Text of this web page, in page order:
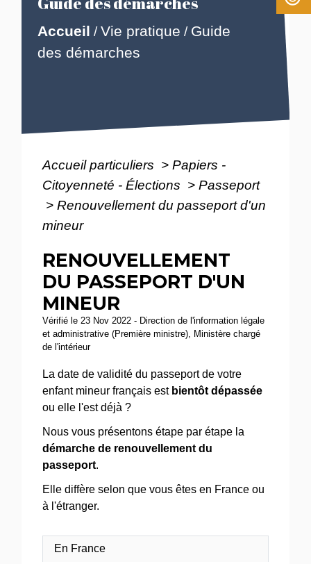
Accueil /Vie pratique / Guide
des démarches
Accueil particuliers > Papiers -
Citoyenneté - Élections > Passeport
> Renouvellement du passeport d'un
mineur
RENOUVELLEMENT
DU PASSEPORT D'UN
MINEUR
Vérifié le 23 Nov 2022 - Direction de l'information légale
et administrative (Première ministre), Ministère chargé
de l'intérieur
La date de validité du passeport de votre
enfant mineur français est bientôt dépassée
ou elle l'est déjà ?
Nous vous présentons étape par étape la
démarche de renouvellement du
passeport.
Elle diffère selon que vous êtes en France ou
à l'étranger.
En France